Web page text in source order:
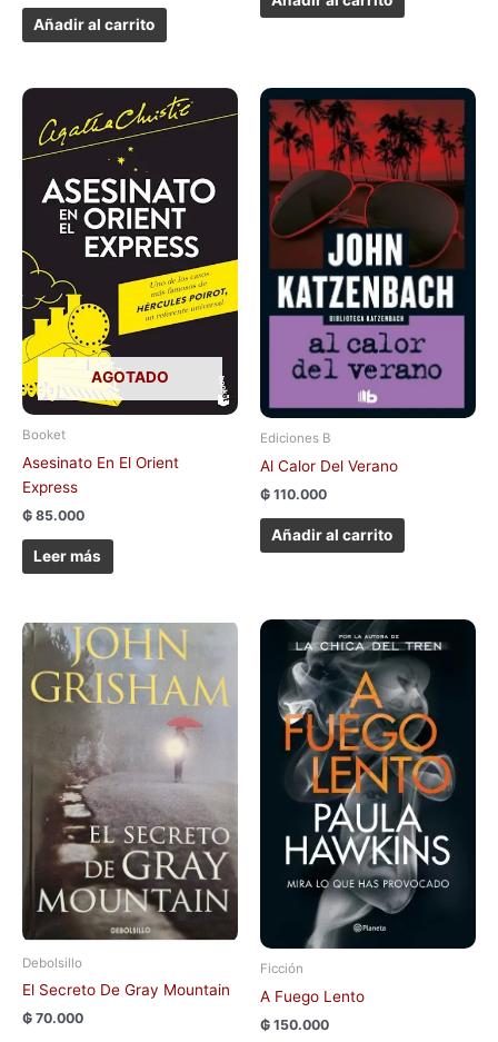
Añadir al carrito
AGOTADO
Booket
Asesinato En El Orient
Express
₲ 85.000
Leer más
Ediciones B
Al Calor Del Verano
₲ 110.000
Añadir al carrito
Debolsillo
El Secreto De Gray Mountain
₲ 70.000
Ficción
A Fuego Lento
₲ 150.000